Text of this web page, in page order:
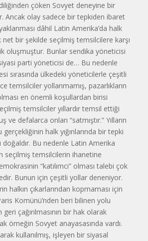
çöken Sovyet deneyine bir
Ancak olay sadece bir tepkiden ibaret
dâhil Latin Amerika’da halk
bir şekilde seçilmiş temsilcilere karşı
oluşmuştur. Bunlar sendika yöneticisi
parti yöneticisi de… Bu nedenle
sırasında ülkedeki yöneticilerle çeşitli
temsilciler yollanmamış, pazarlıkların
en önemli koşullardan birisi
temsilciler yıllardır temsil ettiği
ve defalarca onları “satmıştır.” Yılların
gerçekliğinin halk yığınlarında bir tepki
doğaldır. Bu nedenle Latin Amerika
seçilmiş temsilcilerin ihanetine
“katılımcı” olması talebi çok
Bunun için çeşitli yollar deneniyor.
halkın çıkarlarından kopmaması için
Komünü’nden beri bilinen yolu
çağırılmasının bir hak olarak
örneğin Sovyet anayasasında vardı.
kullanılmış, işleyen bir siyasal